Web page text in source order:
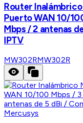
Router
Puerto WAN 10/
Mbps / 2 antenas
IPTV
MW302RMW302R
Mercusys